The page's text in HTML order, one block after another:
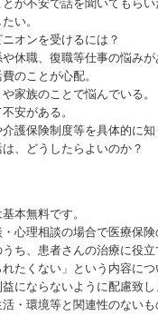
とが不安で話を聞いてもらい
い。
ニオンを受けるには？
や休職、復職等仕事の悩みが
のことが心配。
家族のことで悩んでいる。
安がある。
介護保険制度等を具体的に知
は、どうしたらよいのか？
本無料です。
・心理相談の場合で医療保
うち、患者さんの治療に役
たくない」という内容に
にならないように配慮致し
活・環境等と関連性のない